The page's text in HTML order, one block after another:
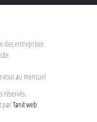
des entreprises
vous au mensuel
réservés.
parTanit web